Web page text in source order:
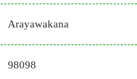
Arayawakana
98098